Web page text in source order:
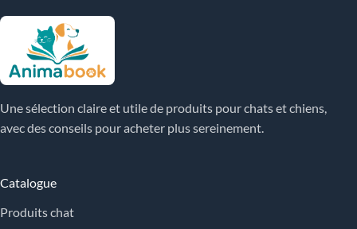
Une sélection claire et utile de produits pour chats et chiens,
avec des conseils pour acheter plus sereinement.
Catalogue
Produits chat